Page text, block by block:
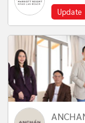
Update